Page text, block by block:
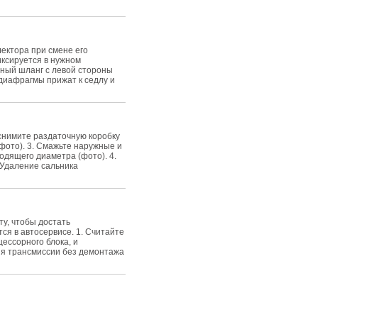
при смене его
в нужном
шланг с левой стороны
прижат к седлу и
раздаточную коробку
3. Смажьте наружные и
диаметра (фото). 4.
сальника
чтобы достать
в автосервисе. 1. Считайте
блока, и
трансмиссии без демонтажа